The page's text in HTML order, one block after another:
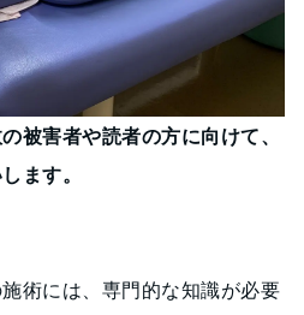
被害者や読者の方に向けて、
ます。
術には、専門的な知識が必要